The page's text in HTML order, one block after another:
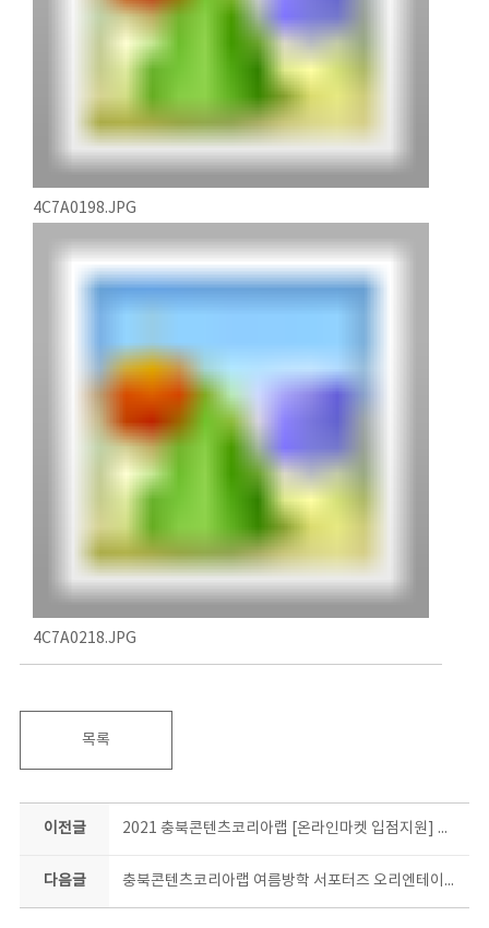
4C7A0198.JPG
4C7A0218.JPG
목록
이전글 2021 충북콘텐츠코리아랩 [온라인마켓 입점지원] 오리엔테이션 진행!!
다음글 충북콘텐츠코리아랩 여름방학 서포터즈 오리엔테이션~! 올 여름은 우리가 책임진다!!